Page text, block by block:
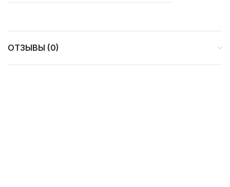
ОТЗЫВЫ (0)